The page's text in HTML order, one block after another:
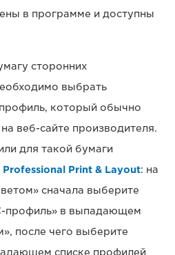
в программе и доступны
сторонних
выбрать
который обычно
веб-сайте производителя.
для такой бумаги
Professional Print & Layout: на
сначала выберите
профиль» в выпадающем
после чего выберите
списке профилей